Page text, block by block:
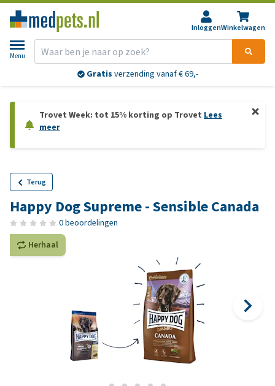
InloggenWinkelwagen
Menu
Gratis verzending vanaf € 69,-
Trovet Week: tot 15% korting op Trovet Lees
meer
Terug
Happy Dog Supreme - Sensible Canada
0 beoordelingen
Herhaal